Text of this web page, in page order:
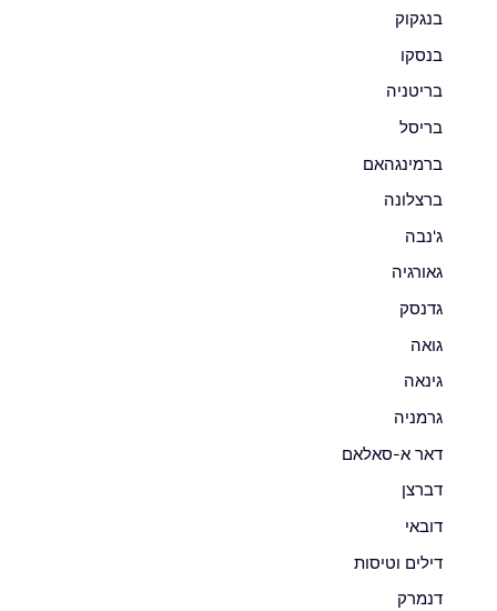
בנגקוק
בנסקו
בריטניה
בריסל
ברמינגהאם
ברצלונה
ג'נבה
גאורגיה
גדנסק
גואה
גינאה
גרמניה
דאר א-סאלאם
דברצן
דובאי
דילים וטיסות
דנמרק